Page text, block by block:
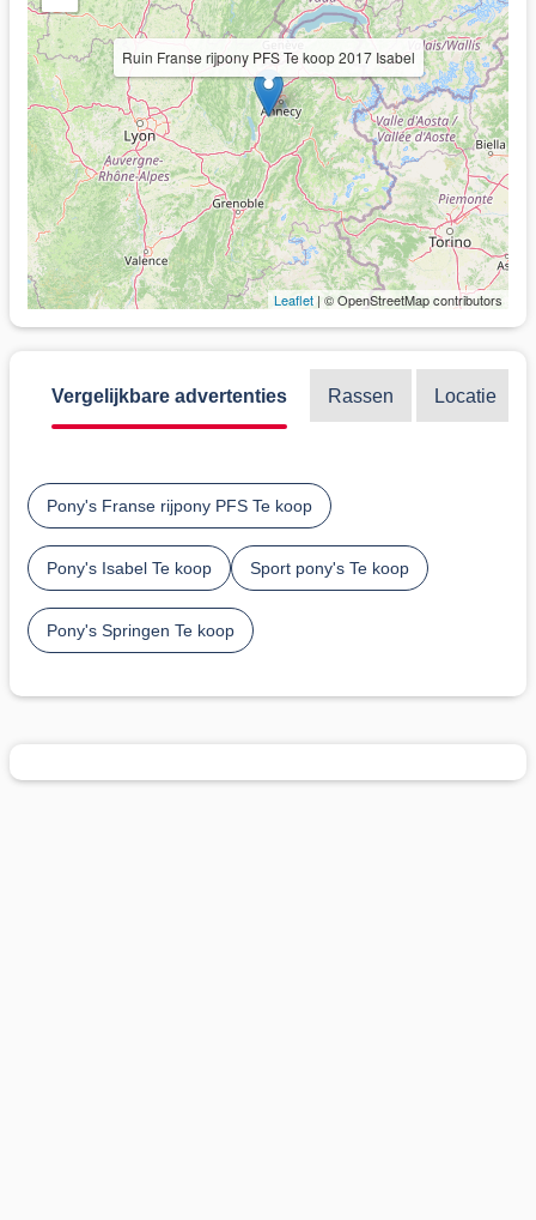
Ruin Franse rijpony PFS Te koop 2017 Isabel
Leaflet | © OpenStreetMap contributors
Vergelijkbare advertenties Rassen Locatie
Pony's Franse rijpony PFS Te koop
Pony's Isabel Te koop Sport pony's Te koop
Pony's Springen Te koop